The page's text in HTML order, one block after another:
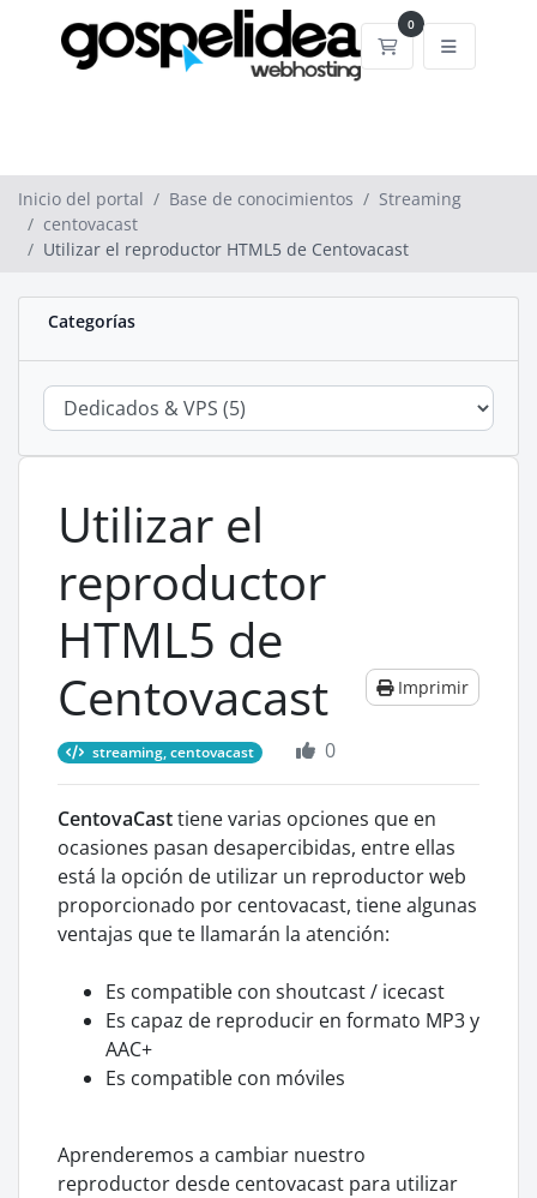
0
Carrito
Inicio del portal Base de conocimientos
Streaming
centovacast
Utilizar el reproductor HTML5 de Centovacast
Categorías
Utilizar el
reproductor
HTML5 de
Centovacast
Imprimir
streaming, centovacast 0
CentovaCasttiene varias opciones que en
ocasiones pasan desapercibidas, entre ellas
está la opción de utilizar un reproductor web
proporcionado por centovacast, tiene algunas
ventajas que te llamarán la atención:
Es compatible con shoutcast / icecast
Es capaz de reproducir en formato MP3 y
AAC+
Es compatible con móviles
Aprenderemos a cambiar nuestro
reproductor desde centovacast para utilizar